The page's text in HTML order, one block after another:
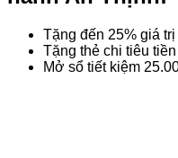
Tặng đến 25% giá
Tặng thẻ chi tiêu
Mở sổ tiết kiệm